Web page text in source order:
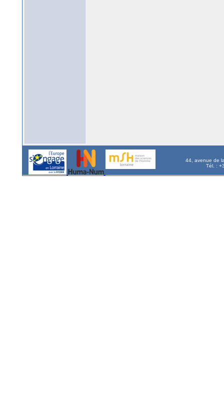
44, avenue de
Tél. :